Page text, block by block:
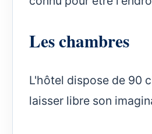
Les chambres
L'hôtel dispose de 90
laisser libre son